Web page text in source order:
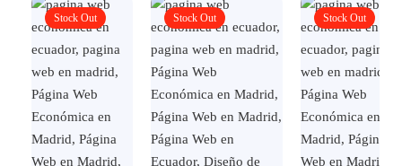
Stock Out Stock Out Stock Out